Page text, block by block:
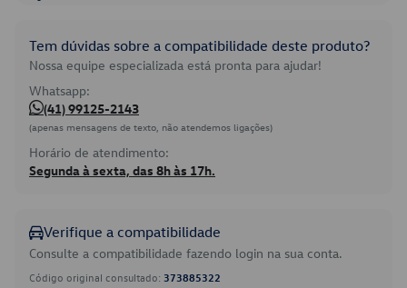
Tem dúvidas sobre a compatibilidade deste produto?
Nossa equipe especializada está pronta para ajudar!
Whatsapp:
(41) 99125-2143
(apenas mensagens de texto, não atendemos ligações)
Horário de atendimento:
Segunda à sexta, das 8h às 17h.
Verifique a compatibilidade
Consulte a compatibilidade fazendo login na sua conta.
Código original consultado: 373885322